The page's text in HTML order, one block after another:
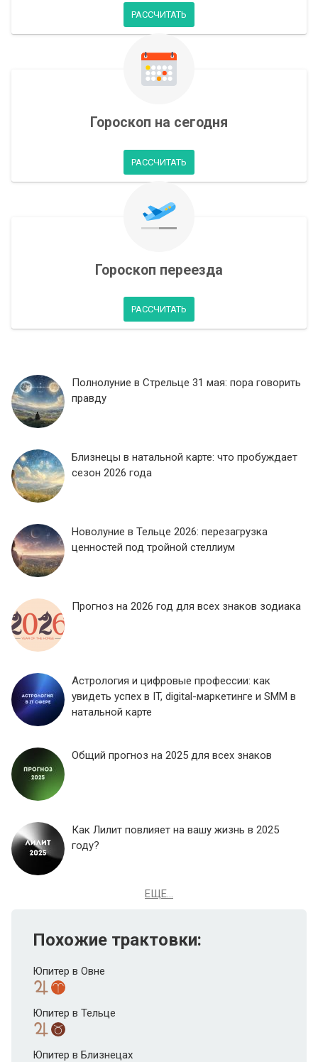
РАССЧИТАТЬ
Гороскоп на сегодня
РАССЧИТАТЬ
Гороскоп переезда
РАССЧИТАТЬ
Полнолуние в Стрельце 31 мая: пора говорить
правду
Близнецы в натальной карте: что пробуждает
сезон 2026 года
Новолуние в Тельце 2026: перезагрузка
ценностей под тройной стеллиум
Прогноз на 2026 год для всех знаков зодиака
Астрология и цифровые профессии: как
увидеть успех в IT, digital-маркетинге и SMM в
натальной карте
Общий прогноз на 2025 для всех знаков
Как Лилит повлияет на вашу жизнь в 2025
году?
ЕЩЕ...
Похожие трактовки:
Юпитер в Овне
Юпитер в Тельце
Юпитер в Близнецах